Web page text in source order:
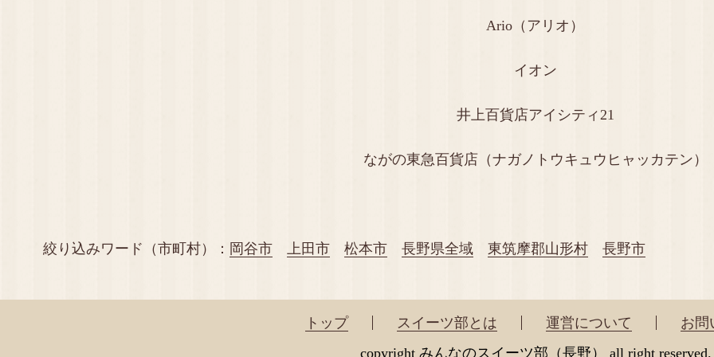
Ario（アリオ）
イオン
井上百貨店アイシティ21
ながの東急百貨店（ナガノトウキュウヒャッカテン）
絞り込みワード（市町村）： 岡谷市 上田市 松本市 長野県全域 東筑摩郡山形村 長野市
トップ スイーツ部とは 運営について
お問
copyright みんなのスイーツ部（長野） all right reserved.